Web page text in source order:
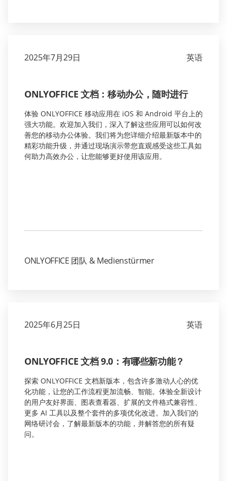
2025年7月29日 英语
ONLYOFFICE 文档：移动办公，随时进行
体验 ONLYOFFICE 移动应用在 iOS 和 Android 平台上的
强大功能。欢迎加入我们，深入了解这些应用可以如何改
善您的移动办公体验。我们将为您详细介绍最新版本中的
精彩功能升级，并通过现场演示带您直观感受这些工具如
何助力高效办公，让您能够更好使用该应用。
ONLYOFFICE 团队 & Medienstürmer
2025年6月25日 英语
ONLYOFFICE 文档 9.0：有哪些新功能？
探索 ONLYOFFICE 文档新版本，包含许多激动人心的优
化功能，让您的工作流程更加流畅、智能。体验全新设计
的用户友好界面、图表查看器、扩展的文件格式兼容性、
更多 AI 工具以及整个套件的多项优化改进。加入我们的
网络研讨会，了解最新版本的功能，并解答您的所有疑
问。